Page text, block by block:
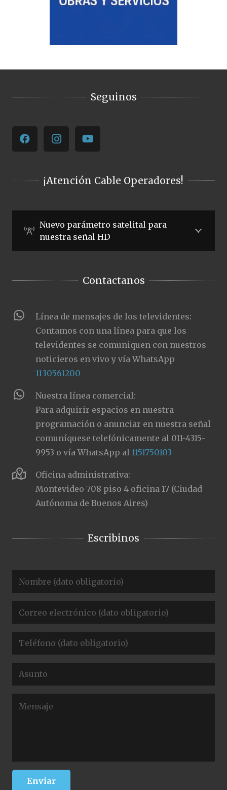
Seguinos
¡Atención Cable Operadores!
Nuevo parámetro satelital para
nuestra señal HD
Contactanos
Línea de mensajes de los televidentes:
Contamos con una línea para que los
televidentes se comuniquen con nuestros
noticieros en vivo y vía WhatsApp
1130561200
Nuestra línea comercial:
Para adquirir espacios en nuestra
programación o anunciar en nuestra señal
comuníquese telefónicamente al 011-4315-
9953 o vía WhatsApp al1151750103
Oficina administrativa:
Montevideo 708 piso 4 oficina 17 (Ciudad
Autónoma de Buenos Aires)
Escribinos